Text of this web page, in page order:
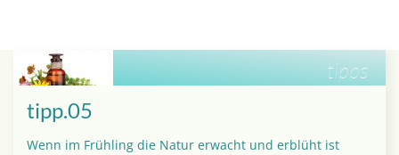
tipps
tipp.05
Wenn im Frühling die Natur erwacht und erblüht ist